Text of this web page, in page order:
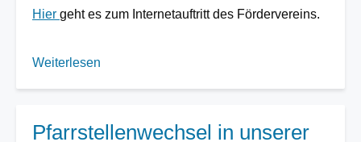
Hier geht es zum Internetauftritt des Fördervereins.
Weiterlesen
Pfarrstellenwechsel in unserer